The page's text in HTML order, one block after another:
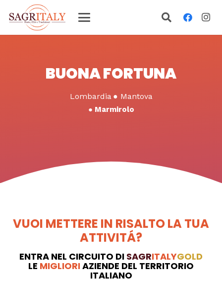
BUONA FORTUNA
Lombardia ● Mantova
● Marmirolo
VUOI METTERE IN RISALTO LA TUA
ATTIVITÁ?
ENTRA NEL CIRCUITO DI SAGRITALYGOLD
LE MIGLIORIAZIENDE DEL TERRITORIO
ITALIANO